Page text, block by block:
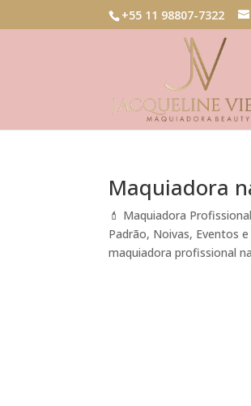
+55 11 98807-7322
Maquiadora
💄 Maquiadora
Padrão, Noivas, Eventos
maquiadora profissional